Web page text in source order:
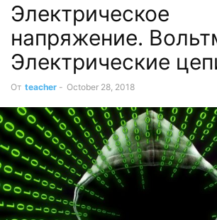
Электрическое
напряжение.
Электрические
От teacher - October 28, 2018